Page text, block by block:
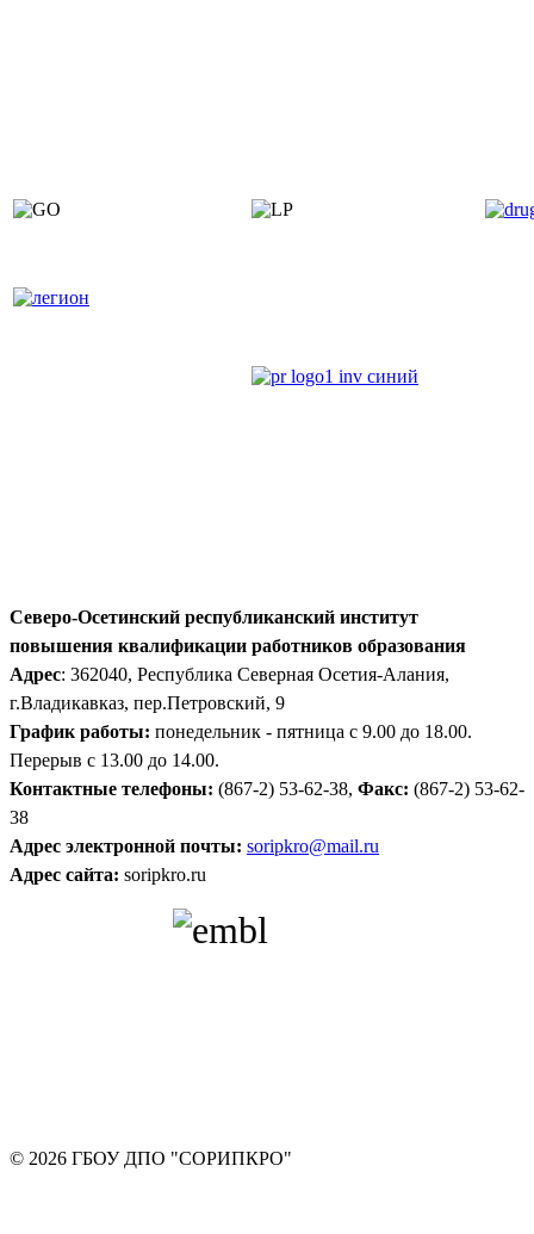
Северо-Осетинский республиканский институт
повышения квалификации работников образования
Адрес: 362040, Республика Северная Осетия-Алания,
г.Владикавказ, пер.Петровский, 9
График работы: понедельник - пятница с 9.00 до 18.00.
Перерыв с 13.00 до 14.00.
Контактные телефоны: (867-2) 53-62-38, Факс: (867-2) 53-62-
38
Адрес электронной почты: soripkro@mail.ru
Адрес сайта: soripkro.ru
© 2026 ГБОУ ДПО "СОРИПКРО"